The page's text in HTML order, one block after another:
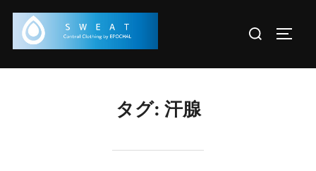
ン
検
対
タグ: 汗腺